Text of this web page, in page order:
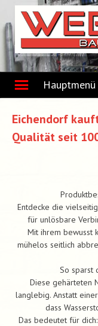
content
Hauptmenü
Eichendorf
Qualität seit
Entdecke die
für unlösbare
Mit ihrem bewusst
mühelos seitlich
So sparst
Diese gehärteten
langlebig. Anstatt
dass
Das bedeutet für